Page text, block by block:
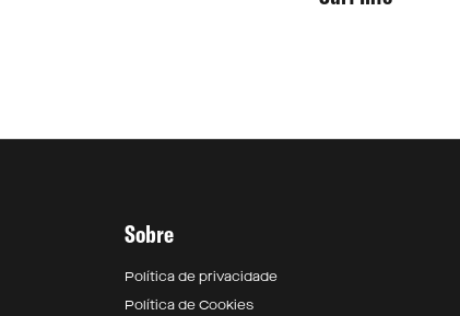
Sobre
Política de privacidade
Política de Cookies